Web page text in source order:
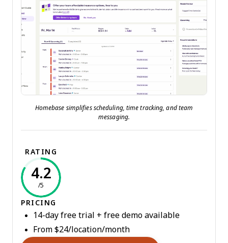
Homebase simplifies scheduling, time tracking, and team
messaging.
RATING
4.2
/5
PRICING
14-day free trial + free demo available
From $24/location/month